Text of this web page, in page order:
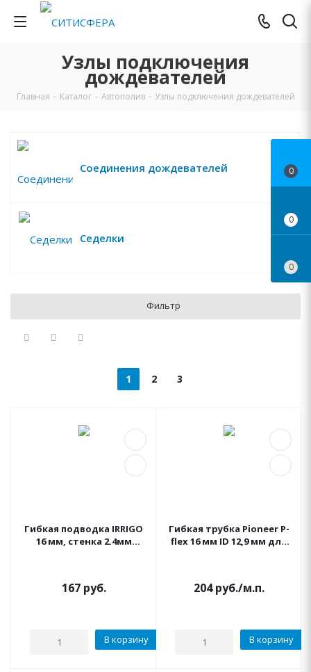
Узлы подключения
дождевателей
Главная - Каталог - Автополив - Узлы подключения дождевателей
Соединения дождевателей
Седелки
Фильтр
1 2 3
Гибкая подводка IRRIGO
16 мм, стенка 2.4мм
167руб.
В корзину
Гибкая трубка Pioneer P-
flex 16 мм ID 12,9 мм для
204руб./м.п.
В корзину
0
0
0